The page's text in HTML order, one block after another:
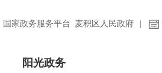
国家政务服务平台 麦积区人民政府
阳光政务